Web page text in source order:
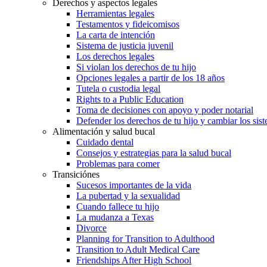
Derechos y aspectos legales
Herramientas legales
Testamentos y fideicomisos
La carta de intención
Sistema de justicia juvenil
Los derechos legales
Si violan los derechos de tu hijo
Opciones legales a partir de los 18 años
Tutela o custodia legal
Rights to a Public Education
Toma de decisiones con apoyo y poder notarial
Defender los derechos de tu hijo y cambiar los
Alimentación y salud bucal
Cuidado dental
Consejos y estrategias para la salud bucal
Problemas para comer
Transiciónes
Sucesos importantes de la vida
La pubertad y la sexualidad
Cuando fallece tu hijo
La mudanza a Texas
Divorce
Planning for Transition to Adulthood
Transition to Adult Medical Care
Friendships After High School